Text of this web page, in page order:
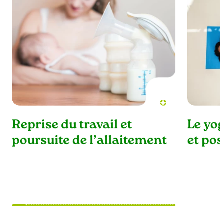
Reprise du travail et
poursuite de l’allaitement
Le
et